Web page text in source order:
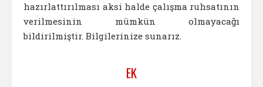
hazırlattırılması aksi halde çalışma ruhsatının
verilmesinin mümkün olmayacağı
bildirilmiştir. Bilgilerinize sunarız.
EK